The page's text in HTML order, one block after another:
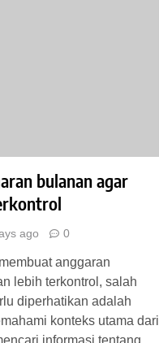
bulanan agar
ago 0
anggaran
lebih terkontrol, salah
diperhatikan adalah
konteks utama dari
informasi tentang